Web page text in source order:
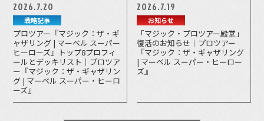
2026.7.20
戦略記事
プロツアー『マジック：ザ・ギ
ャザリング | マーベル スーパー
ヒーローズ』トップ8プロフィ
ールとデッキリスト｜プロツア
ー『マジック：ザ・ギャザリン
グ | マーベル スーパー・ヒーロ
ーズ』
2026.7.19
お知らせ
「マジック・プロツアー殿堂」
復活のお知らせ｜プロツアー
『マジック：ザ・ギャザリング
| マーベル スーパー・ヒーロー
ズ』